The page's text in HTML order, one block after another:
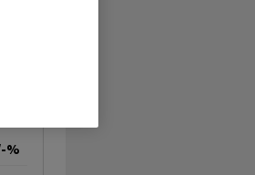
%